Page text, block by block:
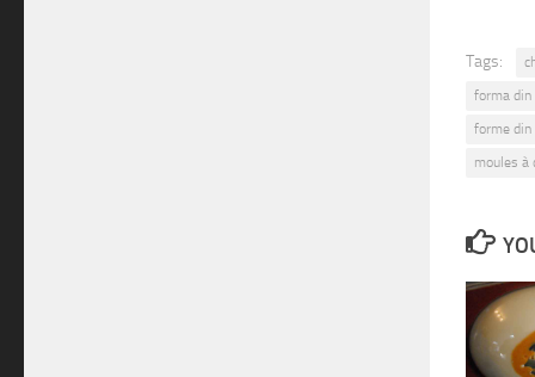
Tags:
forma din
forme din
moules à